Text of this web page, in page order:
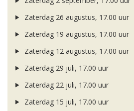
Zaterdag 26 augustus, 17.00 uur
Zaterdag 19 augustus, 17.00 uur
Zaterdag 12 augustus, 17.00 uur
Zaterdag 29 juli, 17.00 uur
Zaterdag 22 juli, 17.00 uur
Zaterdag 15 juli, 17.00 uur